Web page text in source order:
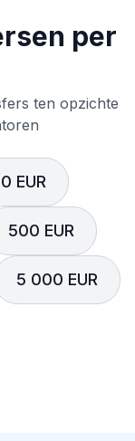
per
ten opzichte
EUR
500 EUR
5 000 EUR